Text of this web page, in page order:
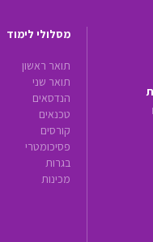
מסלולי לימוד
תואר ראשון
תואר שני
הנדסאים
טכנאים
קורסים
פסיכומטרי
בגרות
מכינות